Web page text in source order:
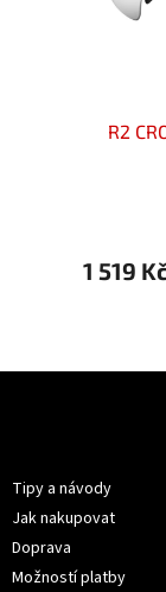
R2
1 519
Tipy a návody
Jak nakupovat
Doprava
Možností platby